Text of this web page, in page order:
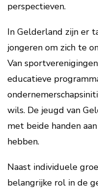
perspectieven.
In Gelderland zijn er
jongeren om zich te
Van
educatieve
wils. De jeugd van
met beide handen
hebben.
Naast individuele
belangrijke rol in de